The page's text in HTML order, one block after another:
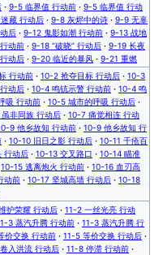
· 9-5 临界值 行动前 · 9-5 临界值 行动
藏 行动后 · 9-8 灰烬中的诗 · 9-9 无辜
后 · 9-12 鬼影如潮 行动前 · 9-13 战地
动前 · 9-18 “破晓” 行动后 · 9-19 长夜
动后 · 9-20 临近的暴风 · 9-21 重燃
行动前 · 10-2 抢夺目标 行动后 · 10-3
动后 · 10-4 鸣铳示警 行动前 · 10-4 鸣
吸 行动前 · 10-5 城市的呼吸 行动后 ·
非同族 行动后 · 10-7 痛觉相连 行动
9 他乡故知 行动前 · 10-9 他乡故知 行
· 10-10 旧日之影 行动后 · 10-11 千疮百
行动后 · 10-13 交叉路口 · 10-14 瞄准
10-15 逃离炮火 行动前 · 10-16 血刃高
动前 · 10-17 坚城高墙 行动后 · 10-18
护荣耀 行动后 · 11-2 一丝光亮 行动
3 蒸汽升腾 行动前 · 11-3 蒸汽升腾 行
价交换 行动前 · 11-5 等价交换 行动后 ·
入洪流 行动后 · 11-8 停滞 行动前 ·